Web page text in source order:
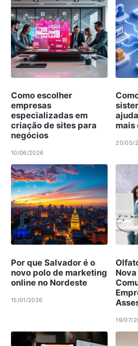
Como escolher
empresas
especializadas em
criação de sites para
negócios
10/06/2026
mais
20/05/
Por que Salvador é o
novo polo de marketing
online no Nordeste
15/01/2026
19/07/